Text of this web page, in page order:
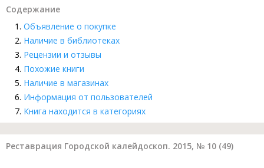
Содержание
Объявление о покупке
Наличие в библиотеках
Рецензии и отзывы
Похожие книги
Наличие в магазинах
Информация от пользователей
Книга находится в категориях
Реставрация Городской калейдоскоп. 2015, № 10 (49)